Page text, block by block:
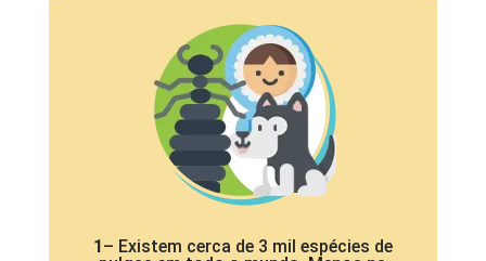
1– Existem cerca de 3 mil espécies de